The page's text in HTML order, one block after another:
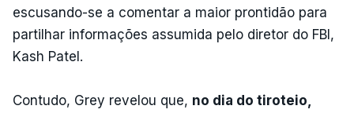
escusando-se a comentar a maior prontidão para
partilhar informações assumida pelo diretor do FBI,
Kash Patel.
Contudo, Grey revelou que, no dia do tiroteio,